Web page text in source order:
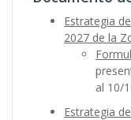
Estrategia
2027 de la
al 10/
Estrategia